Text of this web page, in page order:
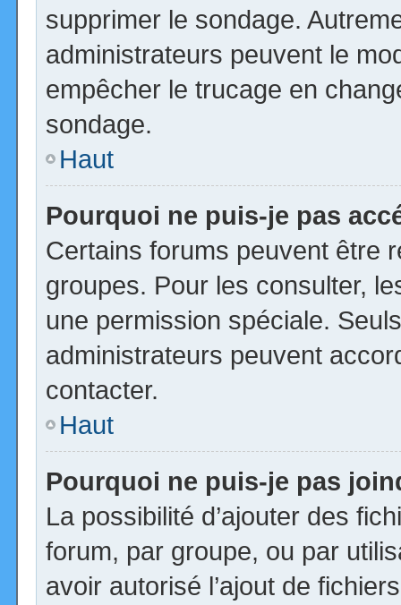
supprimer le sondage.
administrateurs peuvent le
empêcher le trucage en
sondage.
Haut
Pourquoi ne puis-je pas
Certains forums peuvent être
groupes. Pour les consulter,
une permission spéciale.
administrateurs peuvent
contacter.
Haut
Pourquoi ne puis-je pas
La possibilité d’ajouter des
forum, par groupe, ou par
avoir autorisé l’ajout de